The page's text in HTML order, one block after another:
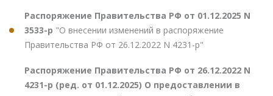
Распоряжение Правительства РФ от 01.12.2025 N
3533-р "О внесении изменений в распоряжение
Правительства РФ от 26.12.2022 N 4231-р"
Распоряжение Правительства РФ от 26.12.2022 N
4231-р (ред. от 01.12.2025) О предоставлении в